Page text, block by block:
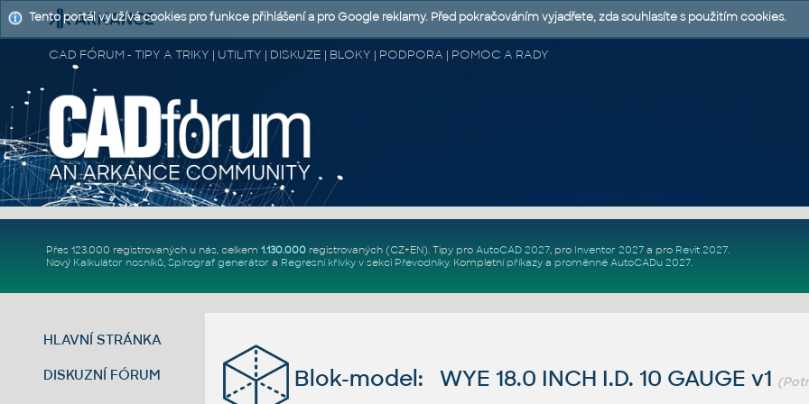
CAD FÓRUM - TIPY A TRIKY | UTILITY | DISKUZE | BLOKY | PODPORA | POMOC A RADY
Přes 123.000 registrovaných u nás, celkem 1.130.000registrovaných (CZ+EN). Tipy pro AutoCAD 2027, pro Inventor 2027a pro Revit 2027.
Nový Kalkulátor nosníků, Spirograf generátor a Regresní křivkyv sekci Převodníky. Kompletní příkazya proměnné AutoCADu 2027.
HLAVNÍ STRÁNKA
DISKUZNÍ FÓRUM Blok-model: WYE 18.0 INCH I.D. 10 GAUGE v1
Tento portál využívá cookies pro funkce přihlášení a pro Google reklamy. Před pokračováním vyjadřete, zda souhlasíte s použitím cookies.